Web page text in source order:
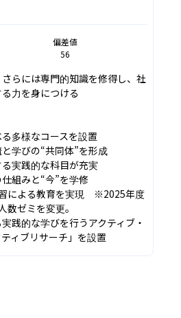
偏差値
56
らには専門的知識を修得し、社
力を身につける
多様なコースを設置
学びの“共同体”を形成
実践的な科目が充実
組みと“今”を学修
による教育を実現　※2025年度
数ゼミを変更。
践的な学びを行うアクティブ・
ィブリサーチ」を設置